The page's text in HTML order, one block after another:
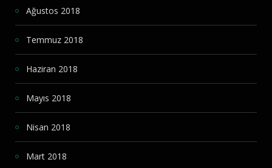
Ağustos 2018
Temmuz 2018
Haziran 2018
Mayıs 2018
Nisan 2018
Mart 2018